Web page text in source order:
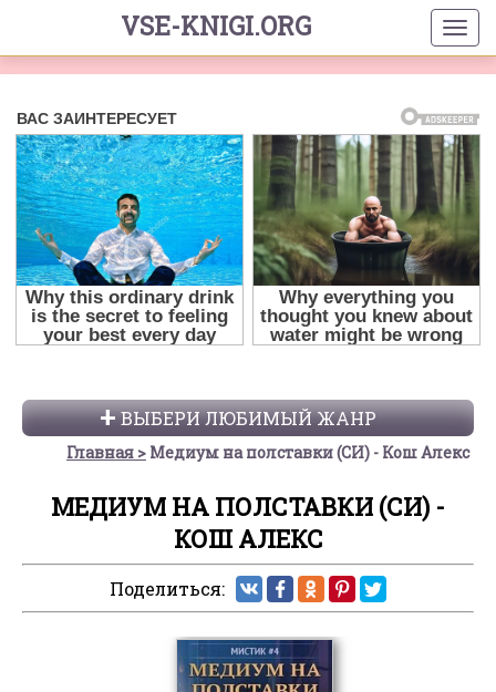
VSE-KNIGI.ORG
ВЫБЕРИ ЛЮБИМЫЙ ЖАНР
Главная Медиум на полставки (СИ) - Кош Алекс
МЕДИУМ НА ПОЛСТАВКИ (СИ) -
КОШ АЛЕКС
Поделиться: